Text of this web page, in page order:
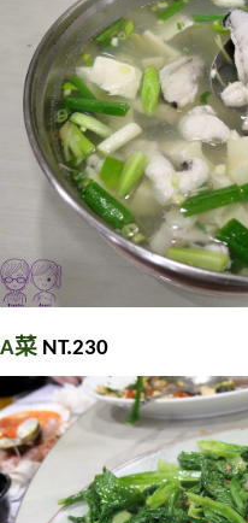
A菜 NT.230